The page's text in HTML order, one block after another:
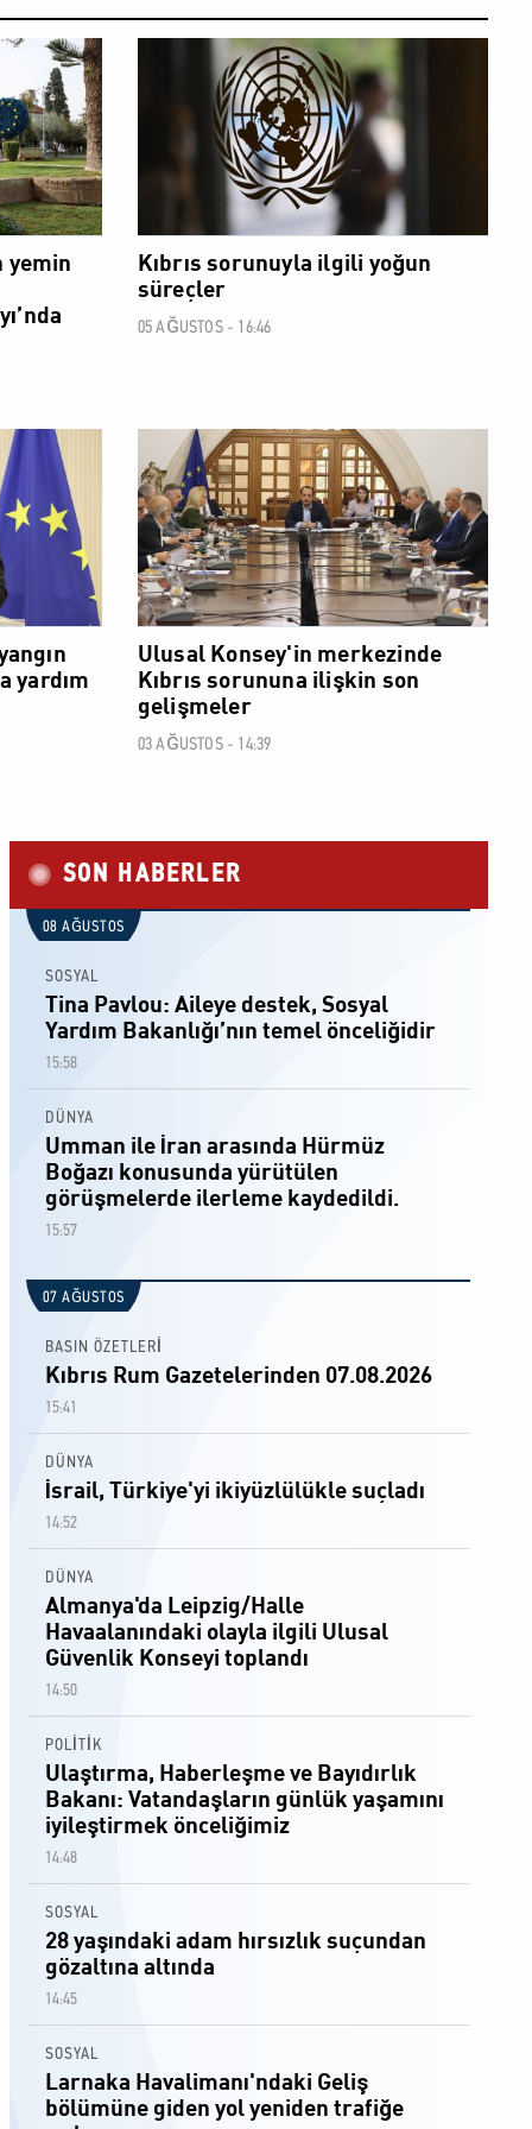
POLİTİK
yemin
Kıbrıs sorunuyla ilgili yoğun
süreçler
05 AĞUSTOS - 16:46
POLİTİK
yardım
Ulusal Konsey'in merkezinde
Kıbrıs sorununa ilişkin son
gelişmeler
03 AĞUSTOS - 14:39
SON HABERLER
08 AĞUSTOS
SOSYAL
Tina Pavlou: Aileye destek, Sosyal
Yardım Bakanlığı’nın temel önceliğidir
15:58
DÜNYA
Umman ile İran arasında Hürmüz
Boğazı konusunda yürütülen
görüşmelerde ilerleme kaydedildi.
15:57
07 AĞUSTOS
BASIN ÖZETLERİ
Kıbrıs Rum Gazetelerinden 07.08.2026
15:41
DÜNYA
İsrail, Türkiye'yi ikiyüzlülükle suçladı
14:52
DÜNYA
Almanya'da Leipzig/Halle
Havaalanındaki olayla ilgili Ulusal
Güvenlik Konseyi toplandı
14:50
POLİTİK
Ulaştırma, Haberleşme ve Bayıdırlık
Bakanı: Vatandaşların günlük yaşamını
iyileştirmek önceliğimiz
14:48
SOSYAL
28 yaşındaki adam hırsızlık suçundan
gözaltına altında
14:45
SOSYAL
Larnaka Havalimanı'ndaki Geliş
bölümüne giden yol yeniden trafiğe